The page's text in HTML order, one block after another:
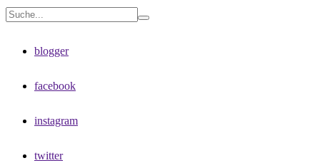
blogger
facebook
instagram
twitter